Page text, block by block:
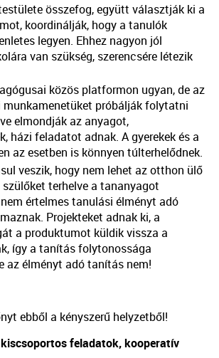
összefog, együtt választják ki a
koordinálják, hogy a tanulók
legyen. Ehhez nagyon jól
van szükség, szerencsére létezik
közös platformon ugyan, de az
próbálják folytatni
elmondják az anyagot,
házi feladatot adnak. A gyerekek és a
az esetben is könnyen túlterhelődnek.
veszik, hogy nem lehet az otthon ülő
szülőket terhelve a tananyagot
értelmes tanulási élményt adó
Projekteket adnak ki, a
a produktumot küldik vissza a
így a tanítás folytonossága
az élményt adó tanítás nem!
ebből a kényszerű helyzetből!
feladatok, kooperatív